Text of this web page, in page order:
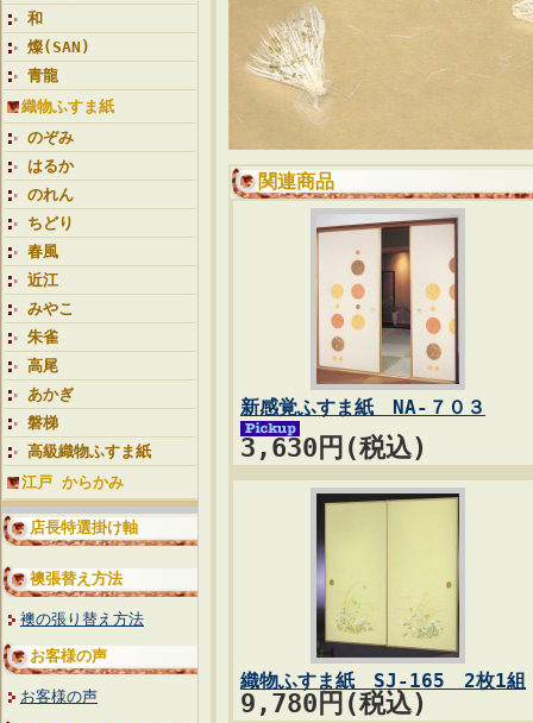
和
燦(SAN)
青龍
織物ふすま紙
のぞみ
はるか
のれん
ちどり
春風
近江
みやこ
朱雀
高尾
あかぎ
磐梯
高級織物ふすま紙
江戸 からかみ
店長特選掛け軸
襖張替え方法
襖の張り替え方法
お客様の声
お客様の声
関連商品
新感覚ふすま紙 NA-７０３
3,630円(税込)
織物ふすま紙 SJ-165 2枚1組
9,780円(税込)